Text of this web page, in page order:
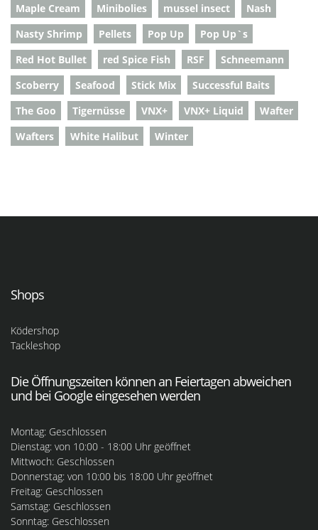
Maple Cream
Minibolies mussel insect
Nash
Nasty Shrimp
Pellets Pop Up
Pop Up`s
Red Hot Bullet
red Spice Fish RSF
Schneemann
Scoberry
Seafood Stick Mix
Successful Baits
The Goo
Tigernüsse VNX+ VNX+ Liquid
Wafter
Wafters
White Halibut Winter
Shops
Ködershop
Tackleshop
Die Öffnungszeiten können an Feiertagen abweichen
und bei Google eingesehen werden
Montag: Geschlossen
Dienstag: von 10:00 - 18:00 Uhr geöffnet
Mittwoch: Geschlossen
Donnerstag: von 10:00 bis 18:00 Uhr geöffnet
Freitag: Geschlossen
Samstag: Geschlossen
Sonntag: Geschlossen